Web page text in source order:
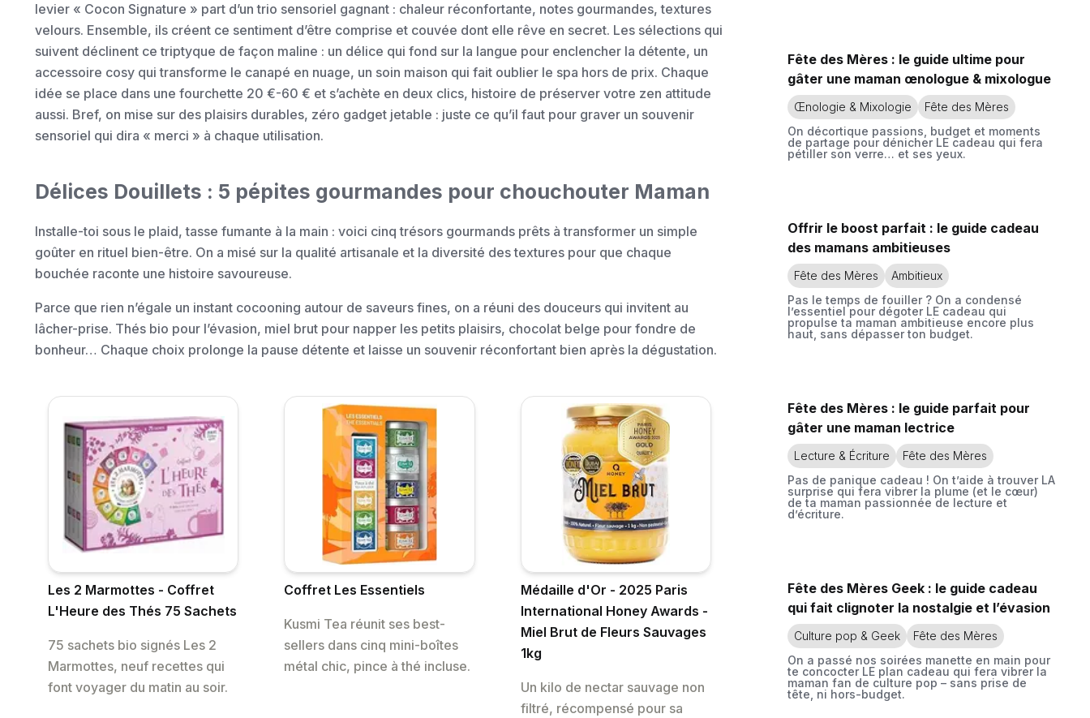
levier « Cocon Signature » part d’un trio sensoriel gagnant : chaleur réconfortante, notes gourmandes, textures
velours. Ensemble, ils créent ce sentiment d’être comprise et couvée dont elle rêve en secret. Les sélections qui
suivent déclinent ce triptyque de façon maline : un délice qui fond sur la langue pour enclencher la détente, un
accessoire cosy qui transforme le canapé en nuage, un soin maison qui fait oublier le spa hors de prix. Chaque
idée se place dans une fourchette 20 €-60 € et s’achète en deux clics, histoire de préserver votre zen attitude
aussi. Bref, on mise sur des plaisirs durables, zéro gadget jetable : juste ce qu’il faut pour graver un souvenir
sensoriel qui dira « merci » à chaque utilisation.
Délices Douillets : 5 pépites gourmandes pour chouchouter Maman
Installe-toi sous le plaid, tasse fumante à la main : voici cinq trésors gourmands prêts à transformer un simple
goûter en rituel bien-être. On a misé sur la qualité artisanale et la diversité des textures pour que chaque
bouchée raconte une histoire savoureuse.
Parce que rien n’égale un instant cocooning autour de saveurs fines, on a réuni des douceurs qui invitent au
lâcher-prise. Thés bio pour l’évasion, miel brut pour napper les petits plaisirs, chocolat belge pour fondre de
bonheur… Chaque choix prolonge la pause détente et laisse un souvenir réconfortant bien après la dégustation.
Les 2 Marmottes - Coffret
L'Heure des Thés 75 Sachets
75 sachets bio signés Les 2
Marmottes, neuf recettes qui
font voyager du matin au soir.
Coffret Les Essentiels
Kusmi Tea réunit ses best-
sellers dans cinq mini-boîtes
métal chic, pince à thé incluse.
Médaille d'Or - 2025 Paris
International Honey Awards -
Miel Brut de Fleurs Sauvages
1kg
Un kilo de nectar sauvage non
filtré, récompensé pour sa
Fête des Mères : le guide ultime pour
gâter une maman œnologue & mixologue
Œnologie & Mixologie
Fête des Mères
On décortique passions, budget et moments
de partage pour dénicher LE cadeau qui fera
pétiller son verre… et ses yeux.
Offrir le boost parfait : le guide cadeau
des mamans ambitieuses
Fête des Mères
Ambitieux
Pas le temps de fouiller ? On a condensé
l’essentiel pour dégoter LE cadeau qui
propulse ta maman ambitieuse encore plus
haut, sans dépasser ton budget.
Fête des Mères : le guide parfait pour
gâter une maman lectrice
Lecture & Écriture
Fête des Mères
Pas de panique cadeau ! On t’aide à trouver LA
surprise qui fera vibrer la plume (et le cœur)
de ta maman passionnée de lecture et
d’écriture.
Fête des Mères Geek : le guide cadeau
qui fait clignoter la nostalgie et l’évasion
Culture pop & Geek
Fête des Mères
On a passé nos soirées manette en main pour
te concocter LE plan cadeau qui fera vibrer la
maman fan de culture pop – sans prise de
tête, ni hors-budget.